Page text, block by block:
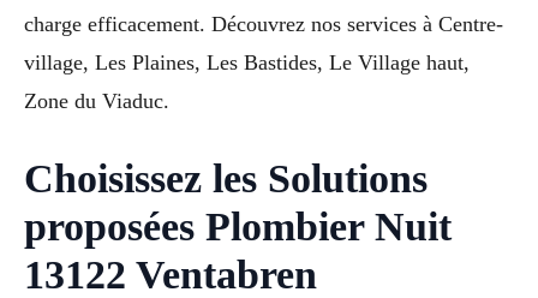
charge efficacement. Découvrez nos services à Centre-
village, Les Plaines, Les Bastides, Le Village haut,
Zone du Viaduc.
Choisissez les Solutions
proposées Plombier Nuit
13122 Ventabren